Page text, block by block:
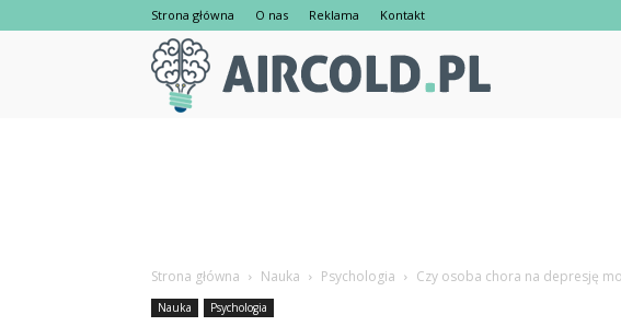
Strona główna O nas Reklama Kontakt
Strona główna Nauka Psychologia Czy osoba chora na depresję
Nauka Psychologia